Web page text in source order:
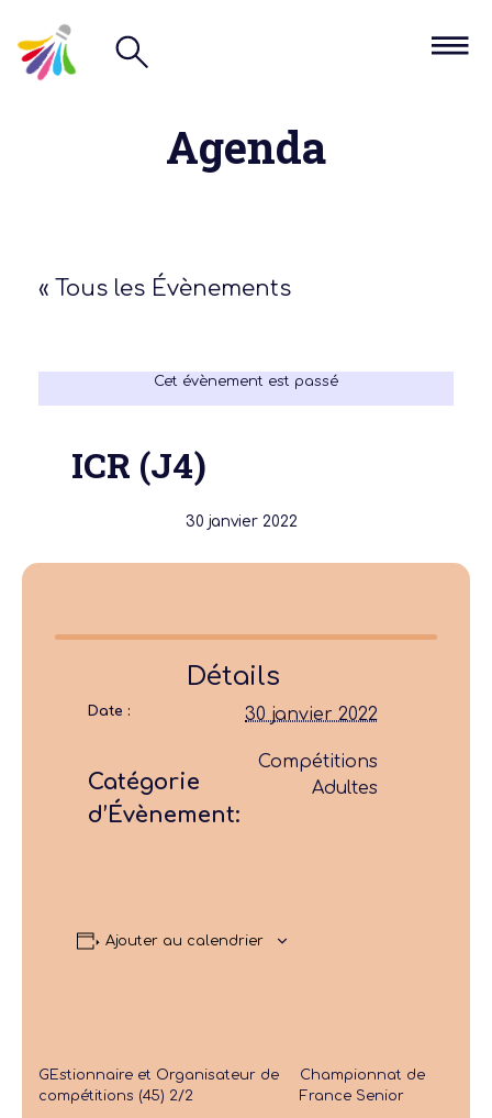
Agenda
« Tous les Évènements
Cet évènement est passé
ICR (J4)
30 janvier 2022
Détails
Date : 30 janvier 2022
Catégorie
d’Évènement:
Compétitions
Adultes
Ajouter au calendrier
GEstionnaire et Organisateur de
compétitions (45) 2/2
Championnat de
France Senior